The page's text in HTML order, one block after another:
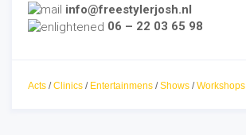
info@freestylerjosh.nl
06 – 22 03 65 98
Acts /Clinics / Entertainmens /Shows /Workshops